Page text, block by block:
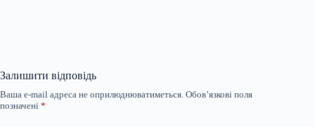
Залишити відповідь
Ваша e-mail адреса не оприлюднюватиметься. Обов’язкові поля
позначені *